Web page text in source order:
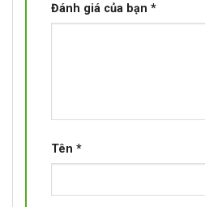
Đánh giá của bạn *
Tên *